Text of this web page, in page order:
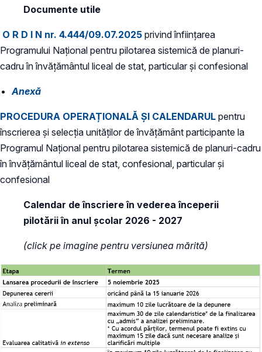
Documente utile
O R D I N nr. 4.444/09.07.2025 privind înființarea
Programului Național pentru pilotarea sistemică de planuri-
cadru în învățământul liceal de stat, particular și confesional
Anexă
PROCEDURA OPERAȚIONALĂ ȘI CALENDARUL pentru
înscrierea și selecția unităților de învățământ participante la
Programul Național pentru pilotarea sistemică de planuri-cadru
în învățământul liceal de stat, confesional, particular și
confesional
Calendar de înscriere în vederea începerii
pilotării în anul școlar 2026 - 2027
(click pe imagine pentru versiunea mărită)